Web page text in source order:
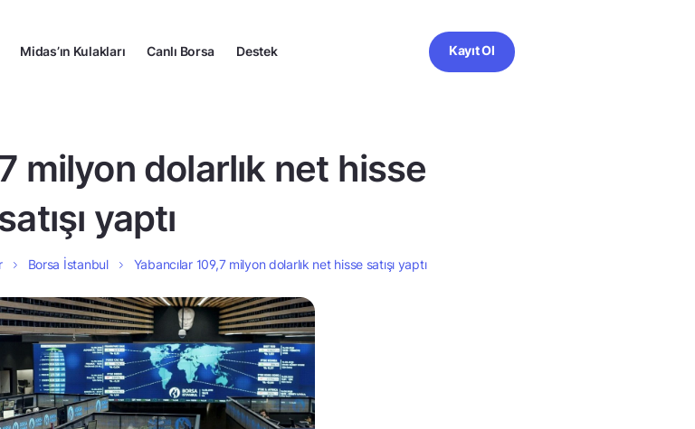
Midas’ın Kulakları Canlı Borsa Destek Kayıt Ol
milyon dolarlık net hisse
yaptı
Borsa İstanbul Yabancılar 109,7 milyon dolarlık net hisse satışı yaptı